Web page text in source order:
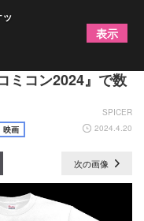
ムビチケ＆オリ
ミコン2024』で数
SPICER
映画 2024.4.20
次の画像
表示